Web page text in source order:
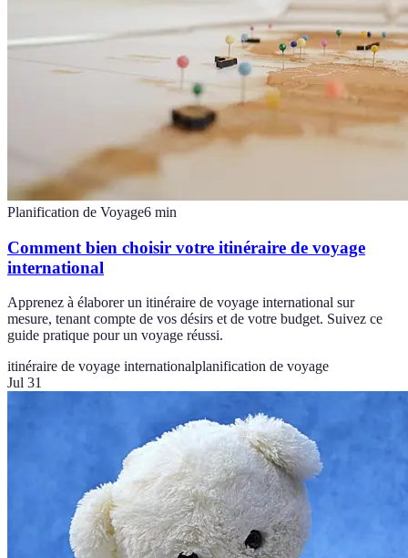
Planification de Voyage6 min
Comment bien choisir votre itinéraire de voyage
international
Apprenez à élaborer un itinéraire de voyage international sur
mesure, tenant compte de vos désirs et de votre budget. Suivez ce
guide pratique pour un voyage réussi.
itinéraire de voyage internationalplanification de voyage
Jul 31